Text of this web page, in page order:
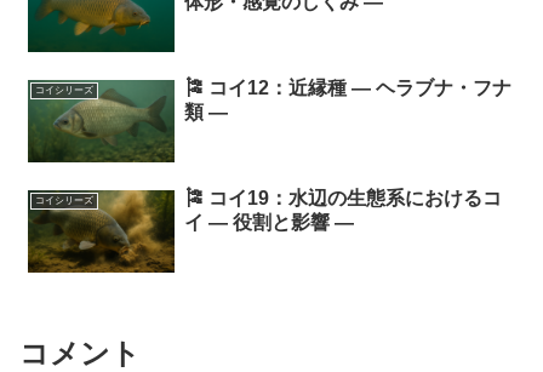
コイシリーズ
🎏 コイ12：近縁種 ― ヘラブナ・フナ
類 ―
コイシリーズ
🎏 コイ19：水辺の生態系におけるコ
イ ― 役割と影響 ―
コメント